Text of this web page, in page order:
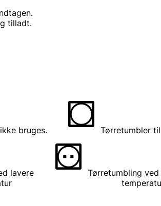
bruges. Tørretumbler
lavere
Tørretumbling ved